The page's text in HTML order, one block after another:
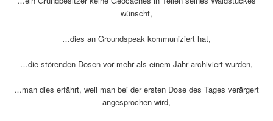
wünscht,
…dies an Groundspeak kommuniziert hat,
…die störenden Dosen vor mehr als einem Jahr archiviert wurden,
…man dies erfährt, weil man bei der ersten Dose des Tages verärgert
angesprochen wird,